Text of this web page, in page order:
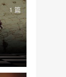
1 篇